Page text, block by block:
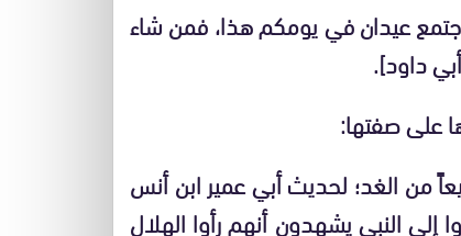
عيدان في يومكم هذا، فمن شاء
داود].
على صفتها:
من الغد؛ لحديث أبي عمير ابن أنس
النبي يشهدون أنهم رأوا الهلال